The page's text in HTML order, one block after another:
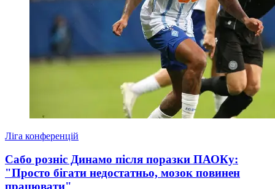
Ліга конференцій
Сабо розніс Динамо після поразки ПАОКу:
"Просто бігати недостатньо, мозок повинен